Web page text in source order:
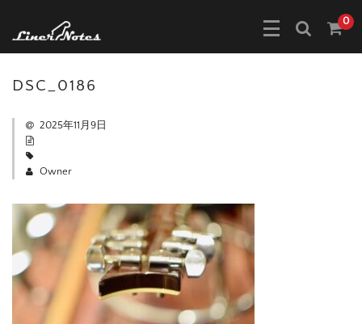
0
DSC_0186
2025年11月9日
Owner